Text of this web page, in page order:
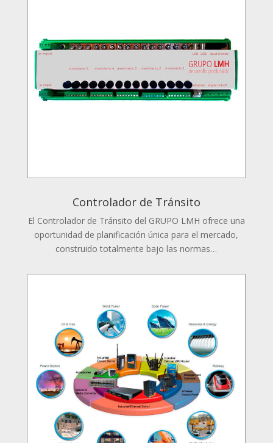
Controlador de Tránsito
El Controlador de Tránsito del GRUPO LMH ofrece una
oportunidad de planificación única para el mercado,
construido totalmente bajo las normas…